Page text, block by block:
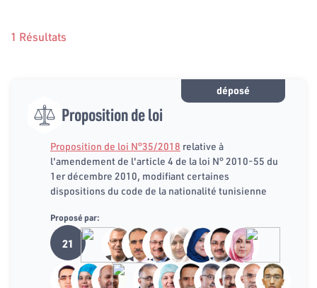
1 Résultats
déposé
Proposition de loi
Proposition de loi N°35/2018 relative à
l'amendement de l'article 4 de la loi N° 2010-55 du
1er décembre 2010, modifiant certaines
dispositions du code de la nationalité tunisienne
Proposé par:
21